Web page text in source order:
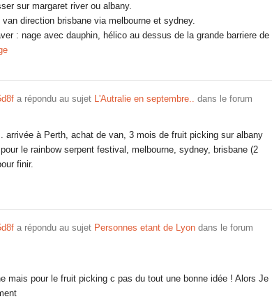
sur margaret river ou albany.
direction brisbane via melbourne et sydney.
: nage avec dauphin, hélico au dessus de la grande barriere de
a répondu au sujet L'Autralie en septembre.. dans le forum
arrivée à Perth, achat de van, 3 mois de fruit picking sur albany
le rainbow serpent festival, melbourne, sydney, brisbane (2
finir.
a répondu au sujet Personnes etant de Lyon dans le forum
mais pour le fruit picking c pas du tout une bonne idée ! Alors Je